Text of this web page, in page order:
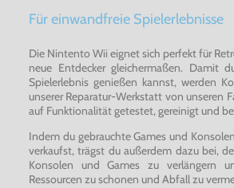
Für einwandfreie Spielerlebnisse
Die Nintento Wii eignet sich perfekt für
neue Entdecker gleichermaßen. Damit
Spielerlebnis genießen kannst, werden
unserer Reparatur-Werkstatt von unseren
auf Funktionalität getestet, gereinigt und
Indem du gebrauchte Games und
verkaufst, trägst du außerdem dazu bei,
Konsolen und Games zu verlängern
Ressourcen zu schonen und Abfall zu